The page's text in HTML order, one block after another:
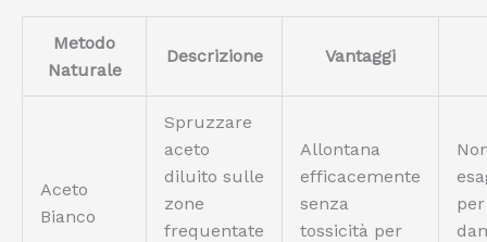
Metodo
Naturale
Descrizione Vantaggi
Aceto
Bianco
Spruzzare
aceto
diluito sulle
zone
frequentate
Allontana
efficacemente
senza
tossicità per